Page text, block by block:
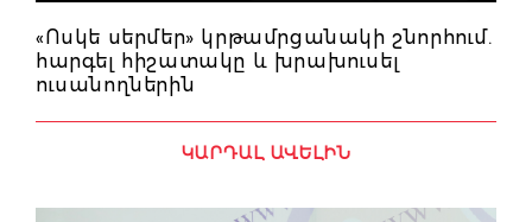
«Ոսկե սերմեր» կրթամրցանակի շնորհում.
հարգել հիշատակը և խրախուսել
ուսանողներին
ԿԱՐԴԱԼ ԱՎԵԼԻՆ